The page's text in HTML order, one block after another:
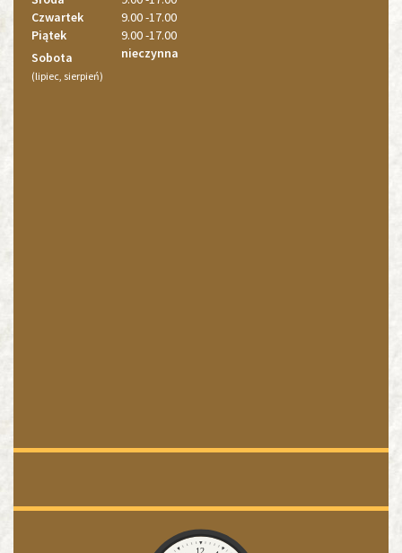
Czwartek
9.00 -17.00
Piątek
9.00 -17.00
Sobota
(lipiec, sierpień)
nieczynna
12